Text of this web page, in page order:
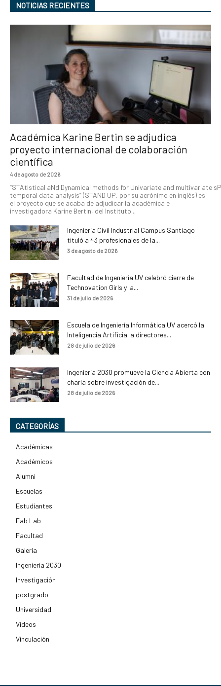
NOTICIAS RECIENTES
Académica Karine Bertin se adjudica
proyecto internacional de colaboración
científica
4 de agosto de 2026
“STAtistical aNd Dynamical methods for Univariate and multivariate
temporal data analysis” (STAND UP, por su acrónimo en inglés) es
el proyecto que se acaba de adjudicar la académica e
investigadora Karine Bertin, del Instituto...
Ingeniería Civil Industrial Campus Santiago
tituló a 43 profesionales de la...
3 de agosto de 2026
Facultad de Ingeniería UV celebró cierre de
Technovation Girls y la...
31 de julio de 2026
Escuela de Ingeniería Informática UV acercó la
Inteligencia Artificial a directores...
28 de julio de 2026
Ingeniería 2030 promueve la Ciencia Abierta con
charla sobre investigación de...
28 de julio de 2026
CATEGORÍAS
Académicas
Académicos
Alumni
Escuelas
Estudiantes
Fab Lab
Facultad
Galería
Ingeniería 2030
Investigación
postgrado
Universidad
Videos
Vinculación